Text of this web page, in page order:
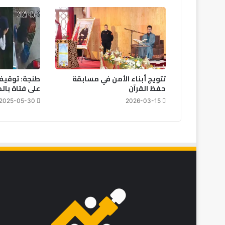
تتويج أبناء الأمن في مسابقة
حفظ القرآن
2026-03-15
طنجة:
على فتاة
05-30